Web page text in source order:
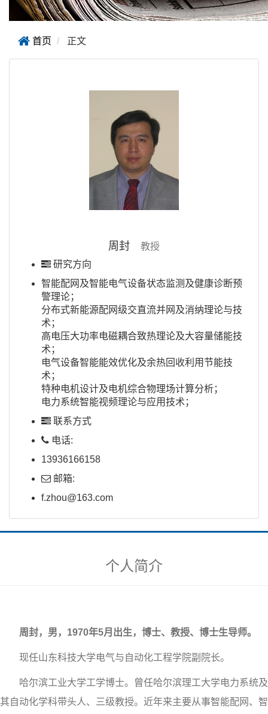
首页 正文
周封 教授
研究方向
智能配网及智能电气设备状态监测及健康诊断预
警理论；
分布式新能源配网级交直流并网及消纳理论与技
术；
高电压大功率电磁耦合致热理论及大容量储能技
术；
电气设备智能能效优化及余热回收利用节能技
术；
特种电机设计及电机综合物理场计算分析；
电力系统智能视频理论与应用技术；
联系方式
电话:
13936166158
邮箱:
f.zhou@163.com
个人简介
周封，男，1970年5月出生，博士、教授、博士生导师。
现任山东科技大学电气与自动化工程学院副院长。
哈尔滨工业大学工学博士。曾任哈尔滨理工大学电力系统及
其自动化学科带头人、三级教授。近年来主要从事智能配网、智